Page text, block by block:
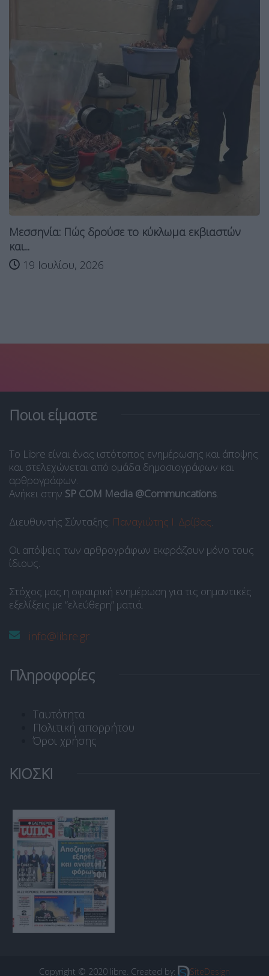
Μεσσηνία: Πώς δρούσε το κύκλωμα εκβιαστών
και...
19 Ιουλίου, 2026
Ποιοι είμαστε
Το Libre είναι ένας ιστότοπος ενημέρωσης και άποψης
και στελεχώνεται από ομάδα δημοσιογράφων και
αρθρογράφων.
Ανήκει στην SP COM Media @Communcations.
Διευθυντής Σύνταξης: Παναγιώτης Ι. Δρίβας.
Οι απόψεις των αρθρογράφων εκφράζουν μόνο τους
ίδιους.
Στόχος μας η σφαιρική ενημέρωση για τις σημαντικές
εξελίξεις με “ελεύθερη” ματιά.
info@libre.gr
Πληροφορίες
Ταυτότητα
Πολιτική απορρήτου
Όροι χρήσης
ΚΙΟΣΚΙ
Copyright © 2020 libre. Created by: SiteDesign